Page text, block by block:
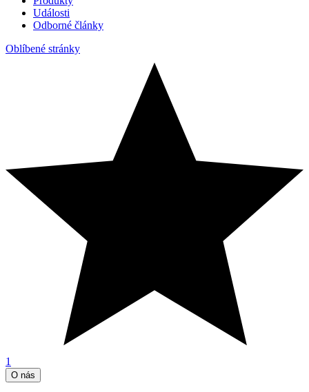
Události
Odborné články
Oblíbené stránky
1
O nás